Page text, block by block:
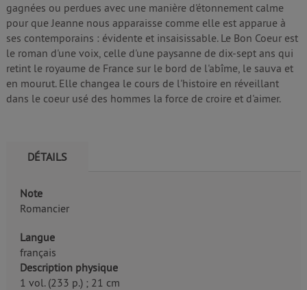
gagnées ou perdues avec une manière d'étonnement calme
pour que Jeanne nous apparaisse comme elle est apparue à
ses contemporains : évidente et insaisissable. Le Bon Coeur est
le roman d'une voix, celle d'une paysanne de dix-sept ans qui
retint le royaume de France sur le bord de l'abîme, le sauva et
en mourut. Elle changea le cours de l'histoire en réveillant
dans le coeur usé des hommes la force de croire et d'aimer.
DÉTAILS
Note
Romancier
Langue
français
Description physique
1 vol. (233 p.) ; 21 cm